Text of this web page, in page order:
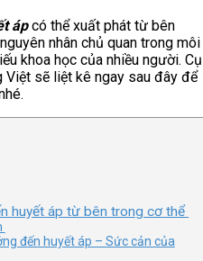
ápcó thể xuất phát từ bên
nhân chủ quan trong môi
khoa học của nhiều người. Cụ
Việt sẽ liệt kê ngay sau đây để
huyết áp từ bên trong cơ thể
đến huyết áp – Sức cản của